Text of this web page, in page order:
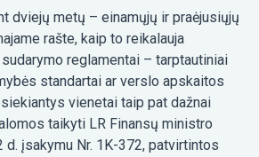
dviejų metų – einamųjų ir praėjusiųjų
rašte, kaip to reikalauja
reglamentai – tarptautiniai
standartai ar verslo apskaitos
vienetai taip pat dažnai
taikyti LR Finansų ministro
d. įsakymu Nr. 1K-372, patvirtintos